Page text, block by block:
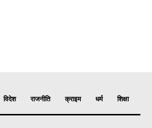
विदेश राजनीति क्राइम धर्म शिक्षा